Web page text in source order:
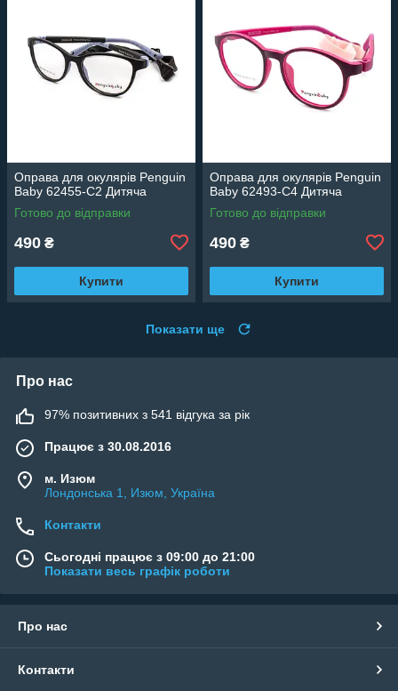
Оправа для окулярів Penguin
Baby 62455-C2 Дитяча
Готово до відправки
490 ₴
Купити
Оправа для окулярів Penguin
Baby 62493-C4 Дитяча
Готово до відправки
490 ₴
Купити
Показати ще
Про нас
97% позитивних з 541 відгука за рік
Працює з 30.08.2016
м. Изюм
Лондонська 1, Изюм, Україна
Контакти
Сьогодні працює з 09:00 до 21:00
Показати весь графік роботи
Про нас
Контакти